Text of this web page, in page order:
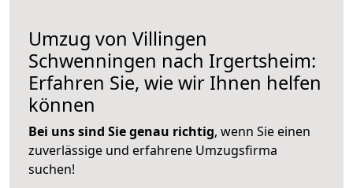
Umzug von Villingen
Schwenningen nach Irgertsheim:
Erfahren Sie, wie wir Ihnen helfen
können
Bei uns sind Sie genau richtig, wenn Sie einen
zuverlässige und erfahrene Umzugsfirma
suchen!